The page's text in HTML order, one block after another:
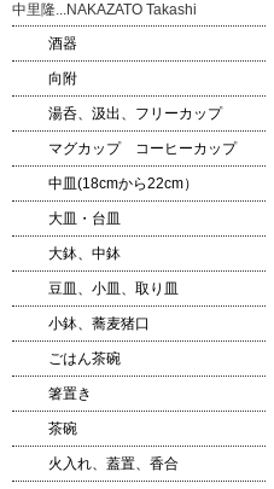
中里隆...NAKAZATO Takashi
酒器
向附
湯呑、汲出、フリーカップ
マグカップ コーヒーカップ
中皿(18cmから22cm）
大皿・台皿
大鉢、中鉢
豆皿、小皿、取り皿
小鉢、蕎麦猪口
ごはん茶碗
箸置き
茶碗
火入れ、蓋置、香合